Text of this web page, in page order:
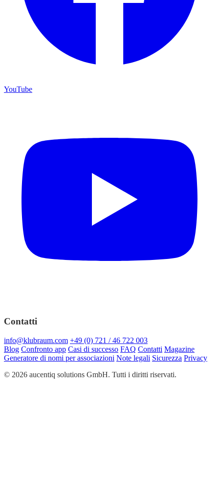
YouTube
Contatti
info@klubraum.com +49 (0) 721 / 46 722 003
Blog Confronto app Casi di successo FAQ Contatti Magazine
Generatore di nomi per associazioni Note legali Sicurezza Privacy
© 2026 aucentiq solutions GmbH. Tutti i diritti riservati.